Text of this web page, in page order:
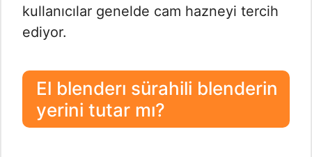
kullanıcılar genelde cam hazneyi tercih
ediyor.
El blenderı sürahili blenderin
yerini tutar mı?